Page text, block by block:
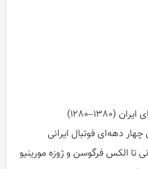
دهه‌ای فوتبال ایرانی
الکس فرگوسن و ژوزه مورینیو